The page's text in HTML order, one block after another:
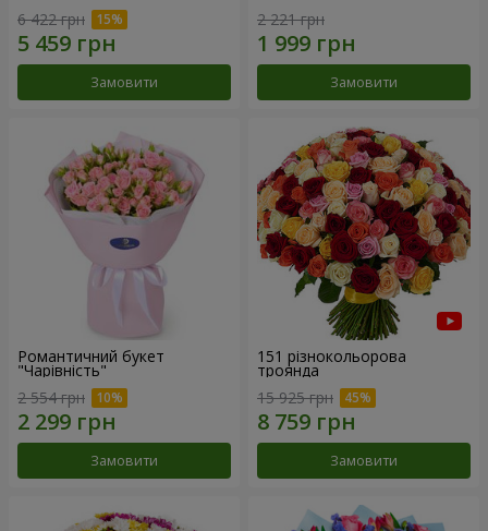
6 422 грн
Замовити
2 221 грн
Замовити
Романтичний букет
"Чарівність"
2 554 грн
Замовити
151 різнокольорова
троянда
15 925 грн
Замовити